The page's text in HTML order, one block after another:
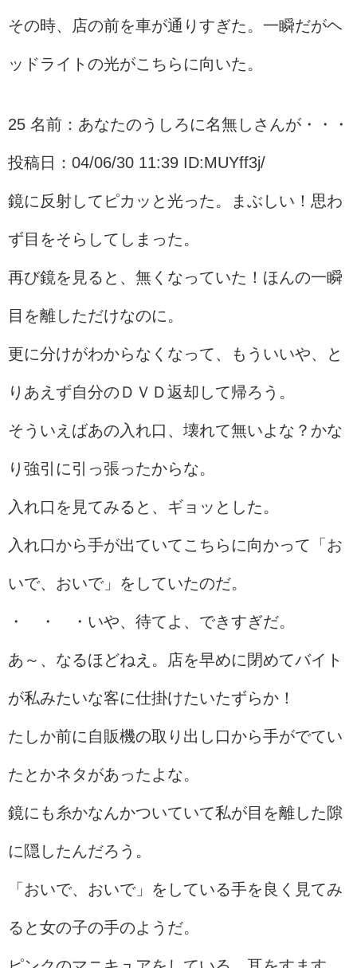
その時、店の前を車が通りすぎた。一瞬だがヘ
ッドライトの光がこちらに向いた。
25 名前：あなたのうしろに名無しさんが・・・
投稿日：04/06/30 11:39 ID:MUYff3j/
鏡に反射してピカッと光った。まぶしい！思わ
ず目をそらしてしまった。
再び鏡を見ると、無くなっていた！ほんの一瞬
目を離しただけなのに。
更に分けがわからなくなって、もういいや、と
りあえず自分のＤＶＤ返却して帰ろう。
そういえばあの入れ口、壊れて無いよな？かな
り強引に引っ張ったからな。
入れ口を見てみると、ギョッとした。
入れ口から手が出ていてこちらに向かって「お
いで、おいで」をしていたのだ。
・ ・ ・いや、待てよ、できすぎだ。
あ～、なるほどねえ。店を早めに閉めてバイト
が私みたいな客に仕掛けたいたずらか！
たしか前に自販機の取り出し口から手がでてい
たとかネタがあったよな。
鏡にも糸かなんかついていて私が目を離した隙
に隠したんだろう。
「おいで、おいで」をしている手を良く見てみ
ると女の子の手のようだ。